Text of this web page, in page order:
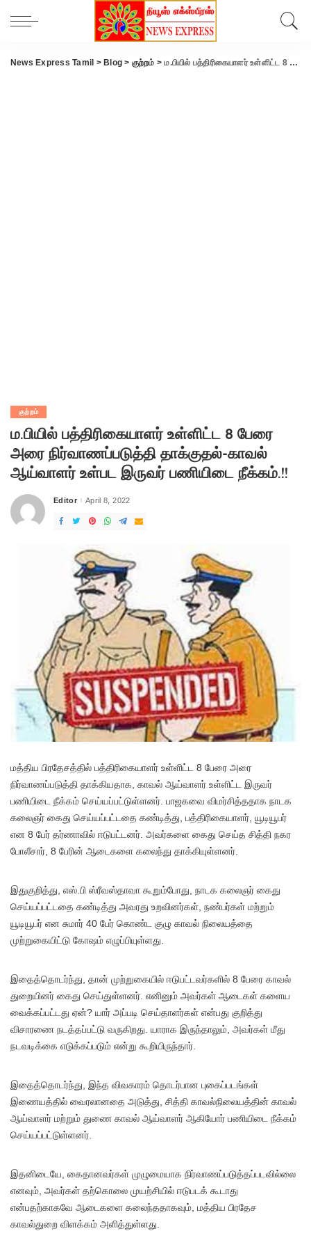
News Express Tamil > Blog > குற்றம் >ம.பியில் பத்திரிகையாளர் உள்ளிட்ட 8 பேரை அரை நிர்வாணப்படுத்தி தாக்குதல்-காவல் ஆய்வாளர் உள்பட இருவர் பணியிடை நீக்கம்.!!
குற்றம்
ம.பியில் பத்திரிகையாளர் உள்ளிட்ட 8 பேரை
அரை நிர்வாணப்படுத்தி தாக்குதல்-காவல்
ஆய்வாளர் உள்பட இருவர் பணியிடை நீக்கம்.!!
Posted
Editor April 8, 2022
மத்திய பிரதேசத்தில் பத்திரிகையாளர் உள்ளிட்ட 8 பேரை அரை
நிர்வாணப்படுத்தி தாக்கியதாக, காவல் ஆய்வாளர் உள்ளிட்ட இருவர்
பணியிடை நீக்கம் செய்யப்பட்டுள்ளனர். பாஜகவை விமர்சித்ததாக நாடக
கலைஞர் கைது செய்யப்பட்டதை கண்டித்து, பத்திரிகையாளர், யூடியூபர்
என 8 பேர் தர்ணாவில் ஈடுபட்டனர். அவர்களை கைது செய்த சித்தி நகர
போலீசார், 8 பேரின் ஆடைகளை கலைந்து தாக்கியுள்ளனர்.
இதுகுறித்து, எஸ்.பி ஸ்ரீவஸ்தாவா கூறும்போது, நாடக கலைஞர் கைது
செய்யப்பட்டதை கண்டித்து அவரது உறவினர்கள், நண்பர்கள் மற்றும்
யூடியூபர் என சுமார் 40 பேர் கொண்ட குழு காவல் நிலையத்தை
முற்றுகையிட்டு கோஷம் எழுப்பியுள்ளது.
இதைத்தொடர்ந்து, தான் முற்றுகையில் ஈடுபட்டவர்களில் 8 பேரை காவல்
துறையினர் கைது செய்துள்ளனர். எனினும் அவர்கள் ஆடைகள் களைய
வைக்கப்பட்டது ஏன்? யார் அப்படி செய்தாளர்கள் என்பது குறித்து
விசாரணை நடத்தப்பட்டு வருகிறது. யாராக இருந்தாலும், அவர்கள் மீது
நடவடிக்கை எடுக்கப்படும் என்று கூறியிருந்தார்.
இதைத்தொடர்ந்து, இந்த விவகாரம் தொடர்பான புகைப்படங்கள்
இணையத்தில் வைரலானதை அடுத்து, சித்தி காவல்நிலையத்தின் காவல்
ஆய்வாளர் மற்றும் துணை காவல் ஆய்வாளர் ஆகியோர் பணியிடை நீக்கம்
செய்யப்பட்டுள்ளனர்.
இதனிடையே, கைதானவர்கள் முழுமையாக நிர்வாணப்படுத்தப்படவில்லை
எனவும், அவர்கள் தற்கொலை முயற்சியில் ஈடுபடக் கூடாது
என்பதற்காகவே ஆடைகளை கலைந்ததாகவும், மத்திய பிரதேச
காவல்துறை விளக்கம் அளித்துள்ளது.